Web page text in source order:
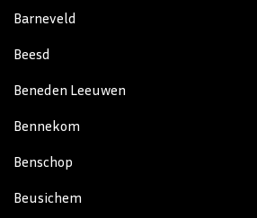
Barneveld
Beesd
Beneden Leeuwen
Bennekom
Benschop
Beusichem